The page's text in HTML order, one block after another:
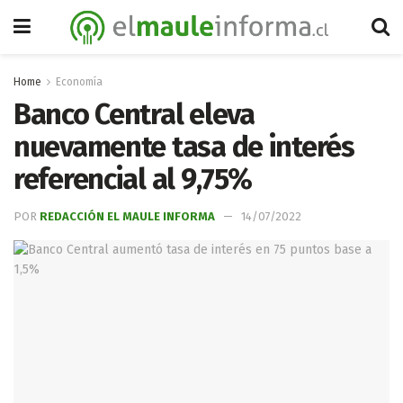
Home Economía
Banco Central eleva
nuevamente tasa de interés
referencial al 9,75%
POR REDACCIÓN EL MAULE INFORMA 14/07/2022